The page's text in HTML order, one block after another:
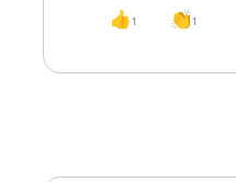
信じ込ませるこ
👍1 👏1